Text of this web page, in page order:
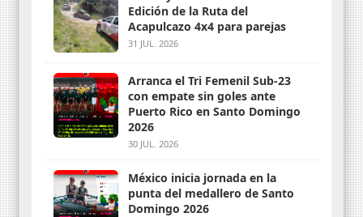
Edición de la Ruta del
Acapulcazo 4x4 para parejas
31 JUL. 2026
Arranca el Tri Femenil Sub-23
con empate sin goles ante
Puerto Rico en Santo Domingo
2026
30 JUL. 2026
México inicia jornada en la
punta del medallero de Santo
Domingo 2026